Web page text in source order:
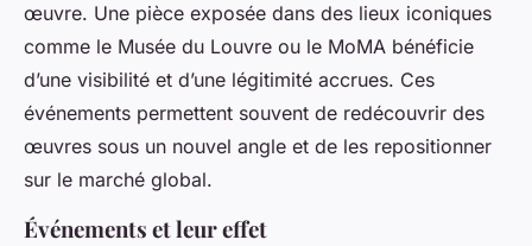
œuvre. Une pièce exposée dans des lieux iconiques
comme le Musée du Louvre ou le MoMA bénéficie
d’une visibilité et d’une légitimité accrues. Ces
événements permettent souvent de redécouvrir des
œuvres sous un nouvel angle et de les repositionner
sur le marché global.
Événements et leur effet